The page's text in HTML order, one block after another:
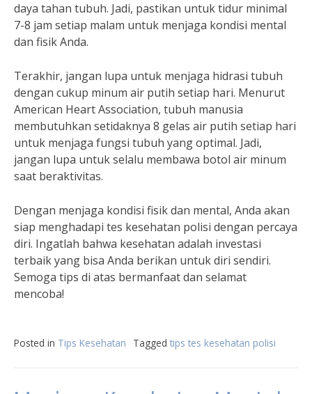
daya tahan tubuh. Jadi, pastikan untuk tidur minimal
7-8 jam setiap malam untuk menjaga kondisi mental
dan fisik Anda.
Terakhir, jangan lupa untuk menjaga hidrasi tubuh
dengan cukup minum air putih setiap hari. Menurut
American Heart Association, tubuh manusia
membutuhkan setidaknya 8 gelas air putih setiap hari
untuk menjaga fungsi tubuh yang optimal. Jadi,
jangan lupa untuk selalu membawa botol air minum
saat beraktivitas.
Dengan menjaga kondisi fisik dan mental, Anda akan
siap menghadapi tes kesehatan polisi dengan percaya
diri. Ingatlah bahwa kesehatan adalah investasi
terbaik yang bisa Anda berikan untuk diri sendiri.
Semoga tips di atas bermanfaat dan selamat
mencoba!
Posted in Tips Kesehatan Tagged tips tes kesehatan polisi